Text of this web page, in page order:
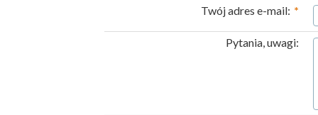
Twój adres e-mail: *
Pytania, uwagi: